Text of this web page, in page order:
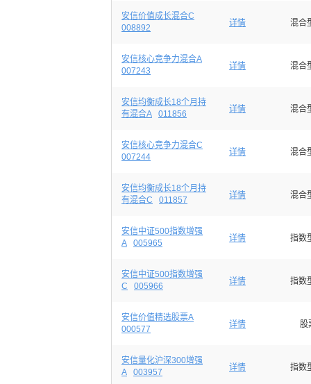
安信价值成长混合C
008892
详情 混合
安信核心竞争力混合A
007243
详情 混合
安信均衡成长18个月持
有混合A
011856 详情 混合
安信核心竞争力混合C
007244
详情 混合
安信均衡成长18个月持
有混合C
011857 详情 混合
安信中证500指数增强
A
005965 详情 指数
安信中证500指数增强
C
005966 详情 指数
安信价值精选股票A
000577
详情 股
安信量化沪深300增强
A
003957 详情 指数